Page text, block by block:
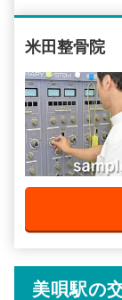
米田整骨院
美唄駅の